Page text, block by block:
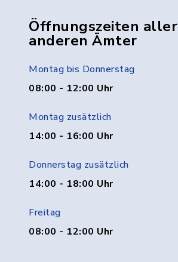
Öffnungszeiten aller
anderen Ämter
Montag bis Donnerstag
08:00 - 12:00 Uhr
Montag zusätzlich
14:00 - 16:00 Uhr
Donnerstag zusätzlich
14:00 - 18:00 Uhr
Freitag
08:00 - 12:00 Uhr